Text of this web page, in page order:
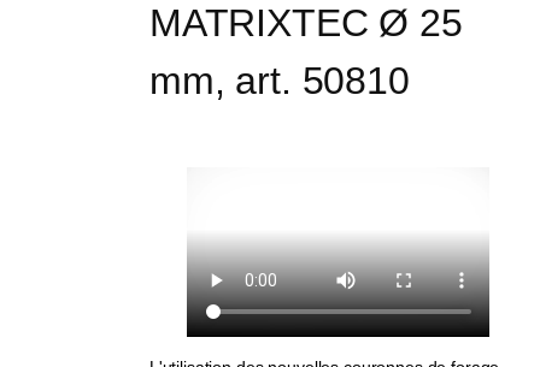
MATRIXTEC Ø 25
mm, art. 50810